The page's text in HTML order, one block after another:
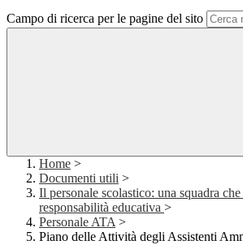
Campo di ricerca per le pagine del sito
Home >
Documenti utili >
Il personale scolastico: una squadra
responsabilità educativa >
Personale ATA >
Piano delle Attività degli Assistenti